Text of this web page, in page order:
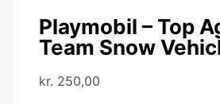
Playmobil – Top
Team Snow
kr. 250,00